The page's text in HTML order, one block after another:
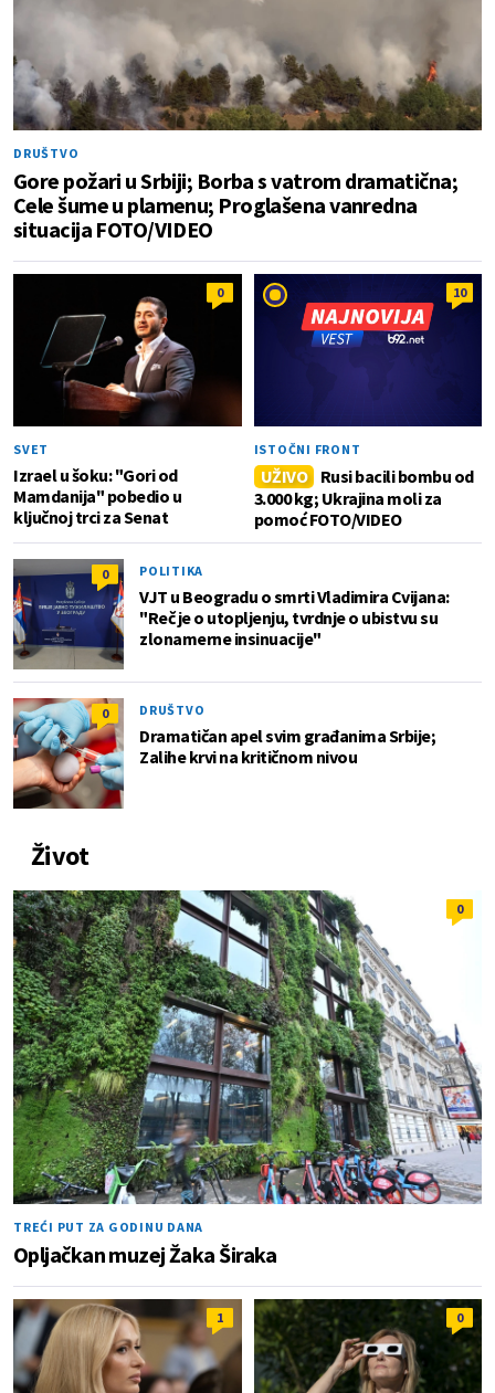
DRUŠTVO
Gore požari u Srbiji; Borba s vatrom dramatična;
Cele šume u plamenu; Proglašena vanredna
situacija FOTO/VIDEO
0
SVET
Izrael u šoku: "Gori od
Mamdanija" pobedio u
ključnoj trci za Senat
10
ISTOČNI FRONT
UŽIVO
Rusi bacili bombu od
3.000 kg; Ukrajina moli za
pomoć FOTO/VIDEO
0 POLITIKA
VJT u Beogradu o smrti Vladimira Cvijana:
"Reč je o utopljenju, tvrdnje o ubistvu su
zlonamerne insinuacije"
0 DRUŠTVO
Dramatičan apel svim građanima Srbije;
Zalihe krvi na kritičnom nivou
Život
0
TREĆI PUT ZA GODINU DANA
Opljačkan muzej Žaka Širaka
1 0